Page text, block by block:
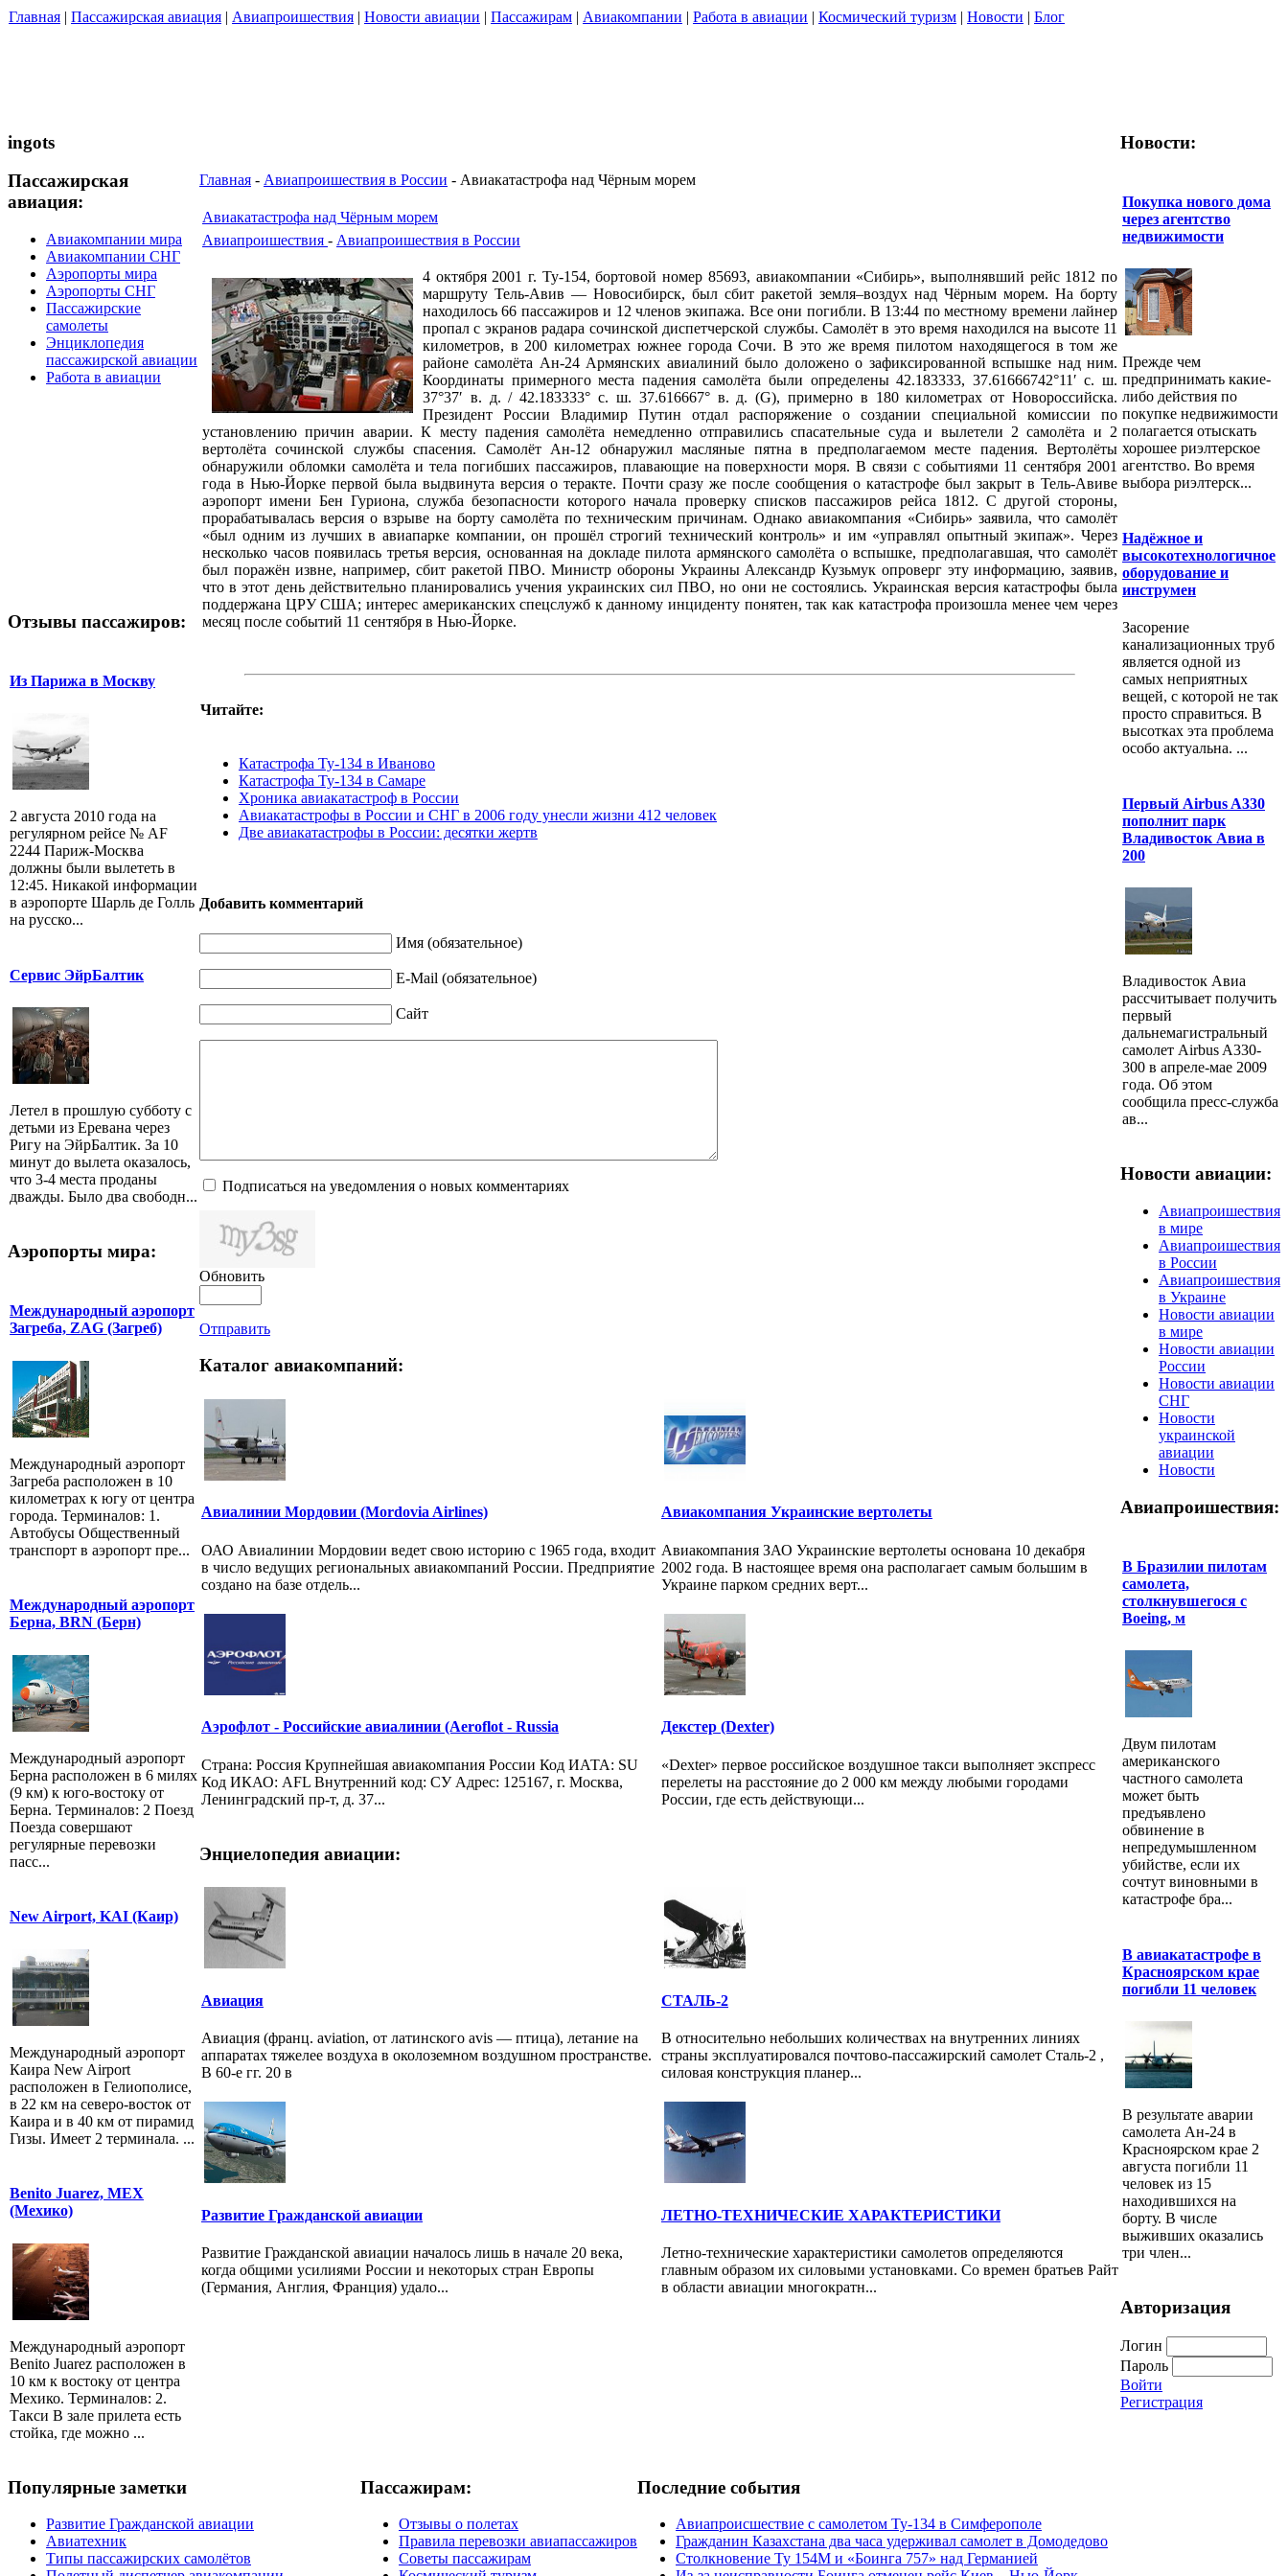
Главная | Пассажирская авиация | Авиапроишествия | Новости авиации | Пассажирам | Авиакомпании | Работа в авиации | Космический туризм | Новости | Блог
ingots
Пассажирская
авиация:
Авиакомпании мира
Авиакомпании СНГ
Аэропорты мира
Аэропорты СНГ
Пассажирские
самолеты
Энциклопедия
пассажирской авиации
Работа в авиации
Отзывы пассажиров:
Из Парижа в Москву
2 августа 2010 года на
регулярном рейсе № AF
2244 Париж-Москва
должны были вылететь в
12:45. Никакой информации
в аэропорте Шарль де Голль
на русско...
Сервис ЭйрБалтик
Летел в прошлую субботу с
детьми из Еревана через
Ригу на ЭйрБалтик. За 10
минут до вылета оказалось,
что 3-4 места проданы
дважды. Было два свободн...
Аэропорты мира:
Международный аэропорт
Загреба, ZAG (Загреб)
Международный аэропорт
Загреба расположен в 10
километрах к югу от центра
города. Терминалов: 1.
Автобусы Общественный
транспорт в аэропорт пре...
Международный аэропорт
Берна, BRN (Берн)
Международный аэропорт
Берна расположен в 6 милях
(9 км) к юго-востоку от
Берна. Терминалов: 2 Поезд
Поезда совершают
регулярные перевозки
пасс...
New Airport, KAI (Каир)
Международный аэропорт
Каира New Airport
расположен в Гелиополисе,
в 22 км на северо-восток от
Каира и в 40 км от пирамид
Гизы. Имеет 2 терминала. ...
Benito Juarez, MEX
(Мехико)
Международный аэропорт
Benito Juarez расположен в
10 км к востоку от центра
Мехико. Терминалов: 2.
Такси В зале прилета есть
стойка, где можно ...
Главная - Авиапроишествия в России - Авиакатастрофа над Чёрным морем
Авиакатастрофа над Чёрным морем
Авиапроишествия - Авиапроишествия в России
4 октября 2001 г. Ту-154, бортовой номер 85693, авиакомпании «Сибирь», выполнявший рейс 1812 по
маршруту Тель-Авив — Новосибирск, был сбит ракетой земля–воздух над Чёрным морем. На борту
находилось 66 пассажиров и 12 членов экипажа. Все они погибли. В 13:44 по местному времени лайнер
пропал с экранов радара сочинской диспетчерской службы. Самолёт в это время находился на высоте 11
километров, в 200 километрах южнее города Сочи. В это же время пилотом находящегося в том же
районе самолёта Ан-24 Армянских авиалиний было доложено о зафиксированной вспышке над ним.
Координаты примерного места падения самолёта были определены 42.183333, 37.61666742°11′ с. ш.
37°37′ в. д. / 42.183333° с. ш. 37.616667° в. д. (G), примерно в 180 километрах от Новороссийска.
Президент России Владимир Путин отдал распоряжение о создании специальной комиссии по
установлению причин аварии. К месту падения самолёта немедленно отправились спасательные суда и вылетели 2 самолёта и 2
вертолёта сочинской службы спасения. Самолёт Ан-12 обнаружил масляные пятна в предполагаемом месте падения. Вертолёты
обнаружили обломки самолёта и тела погибших пассажиров, плавающие на поверхности моря. В связи с событиями 11 сентября 2001
года в Нью-Йорке первой была выдвинута версия о теракте. Почти сразу же после сообщения о катастрофе был закрыт в Тель-Авиве
аэропорт имени Бен Гуриона, служба безопасности которого начала проверку списков пассажиров рейса 1812. С другой стороны,
прорабатывалась версия о взрыве на борту самолёта по техническим причинам. Однако авиакомпания «Сибирь» заявила, что самолёт
«был одним из лучших в авиапарке компании, он прошёл строгий технический контроль» и им «управлял опытный экипаж». Через
несколько часов появилась третья версия, основанная на докладе пилота армянского самолёта о вспышке, предполагавшая, что самолёт
был поражён извне, например, сбит ракетой ПВО. Министр обороны Украины Александр Кузьмук опроверг эту информацию, заявив,
что в этот день действительно планировались учения украинских сил ПВО, но они не состоялись. Украинская версия катастрофы была
поддержана ЦРУ США; интерес американских спецслужб к данному инциденту понятен, так как катастрофа произошла менее чем через
месяц после событий 11 сентября в Нью-Йорке.
Читайте:
Катастрофа Ту-134 в Иваново
Катастрофа Ту-134 в Самаре
Хроника авиакатастроф в России
Авиакатастрофы в России и СНГ в 2006 году унесли жизни 412 человек
Две авиакатастрофы в России: десятки жертв
Добавить комментарий
Имя (обязательное)
E-Mail (обязательное)
Сайт
Подписаться на уведомления о новых комментариях
Обновить
Отправить
Каталог авиакомпаний:
Авиалинии Мордовии (Mordovia Airlines)
ОАО Авиалинии Мордовии ведет свою историю с 1965 года, входит
в число ведущих региональных авиакомпаний России. Предприятие
создано на базе отдель...
Авиакомпания Украинские вертолеты
Авиакомпания ЗАО Украинские вертолеты основана 10 декабря
2002 года. В настоящее время она располагает самым большим в
Украине парком средних верт...
Аэрофлот - Российские авиалинии (Aeroflot - Russia
Страна: Россия Крупнейшая авиакомпания России Код ИАТА: SU
Код ИКАО: AFL Внутренний код: СУ Адрес: 125167, г. Москва,
Ленинградский пр-т, д. 37...
Декстер (Dexter)
«Dexter» первое российское воздушное такси выполняет экспресс
перелеты на расстояние до 2 000 км между любыми городами
России, где есть действующи...
Энциелопедия авиации:
Авиация
Авиация (франц. aviation, от латинского avis — птица), летание на
аппаратах тяжелее воздуха в околоземном воздушном пространстве.
В 60-е гг. 20 в
СТАЛЬ-2
В относительно небольших количествах на внутренних линиях
страны эксплуатировался почтово-пассажирский самолет Cтaль-2 ,
силовая конструкция планер...
Развитие Гражданской авиации
Развитие Гражданской авиации началось лишь в начале 20 века,
когда общими усилиями России и некоторых стран Европы
(Германия, Англия, Франция) удало...
ЛЕТНО-ТЕХНИЧЕСКИЕ ХАРАКТЕРИСТИКИ
Летно-технические характеристики самолетов определяются
главным образом их силовыми установками. Со времен братьев Райт
в области авиации многократн...
Новости:
Покупка нового дома
через агентство
недвижимости
Прежде чем
предпринимать какие-
либо действия по
покупке недвижимости
полагается отыскать
хорошее риэлтерское
агентство. Во время
выбора риэлтерск...
Надёжное и
высокотехнологичное
оборудование и
инструмен
Засорение
канализационных труб
является одной из
самых неприятных
вещей, с которой не так
просто справиться. В
высотках эта проблема
особо актуальна. ...
Первый Airbus A330
пополнит парк
Владивосток Авиа в
200
Владивосток Авиа
рассчитывает получить
первый
дальнемагистральный
самолет Airbus A330-
300 в апреле-мае 2009
года. Об этом
сообщила пресс-служба
ав...
Новости авиации:
Авиапроишествия
в мире
Авиапроишествия
в России
Авиапроишествия
в Украине
Новости авиации
в мире
Новости авиации
России
Новости авиации
СНГ
Новости
украинской
авиации
Новости
Авиапроишествия:
В Бразилии пилотам
самолета,
столкнувшегося с
Boeing, м
Двум пилотам
американского
частного самолета
может быть
предъявлено
обвинение в
непредумышленном
убийстве, если их
сочтут виновными в
катастрофе бра...
В авиакатастрофе в
Красноярском крае
погибли 11 человек
В результате аварии
самолета Ан-24 в
Красноярском крае 2
августа погибли 11
человек из 15
находившихся на
борту. В числе
выживших оказались
три член...
Авторизация
Логин
Пароль
Войти
Регистрация
Популярные заметки
Развитие Гражданской авиации
Авиатехник
Типы пассажирских самолётов
Пассажирам:
Отзывы о полетах
Правила перевозки авиапассажиров
Советы пассажирам
Последние события
Авиапроисшествие с самолетом Ту-134 в Симферополе
Гражданин Казахстана два часа удерживал самолет в Домодедово
Столкновение Ту 154М и «Боинга 757» над Германией